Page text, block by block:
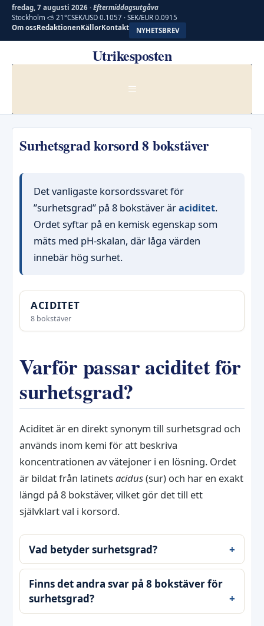
fredag, 7 augusti 2026 · Eftermiddagsutgåva
Stockholm ⛅ 21°CSEK/USD 0.1057 · SEK/EUR 0.0915
Om ossRedaktionenKällorKontakt NYHETSBREV
Utrikesposten
MENY
Surhetsgrad korsord 8 bokstäver
Det vanligaste korsordssvaret för
”surhetsgrad” på 8 bokstäver äraciditet.
Ordet syftar på en kemisk egenskap som
mäts med pH-skalan, där låga värden
innebär hög surhet.
ACIDITET
8 bokstäver
Varför passar aciditet för
surhetsgrad?
Aciditet är en direkt synonym till surhetsgrad och
används inom kemi för att beskriva
koncentrationen av vätejoner i en lösning. Ordet
är bildat från latinetsacidus(sur) och har en exakt
längd på 8 bokstäver, vilket gör det till ett
självklart val i korsord.
Vad betyder surhetsgrad?
Finns det andra svar på 8 bokstäver för
surhetsgrad?